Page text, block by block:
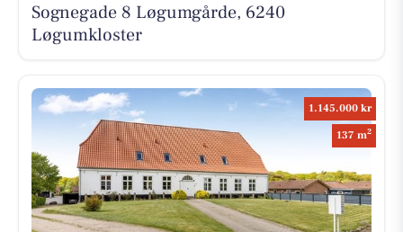
Sognegade 8 Løgumgårde, 6240
Løgumkloster
1.145.000 kr
137 m2